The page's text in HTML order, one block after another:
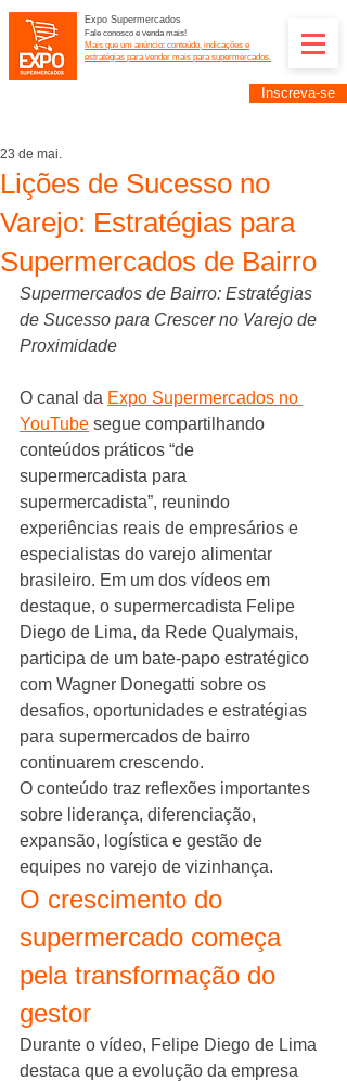
Expo Supermercados
Fale conosco e venda mais!
Mais que um anúncio: conteúdo, indicações e
estratégias para vender mais para supermercados.
Inscreva-se
Lições de Sucesso no
Varejo: Estratégias para
Supermercados de Bairro
23 de mai.
Supermercados de Bairro: Estratégias
de Sucesso para Crescer no Varejo de
Proximidade
O canal da Expo Supermercados no
YouTube segue compartilhando
conteúdos práticos “de
supermercadista para
supermercadista”, reunindo
experiências reais de empresários e
especialistas do varejo alimentar
brasileiro. Em um dos vídeos em
destaque, o supermercadista Felipe
Diego de Lima, da Rede Qualymais,
participa de um bate-papo estratégico
com Wagner Donegatti sobre os
desafios, oportunidades e estratégias
para supermercados de bairro
continuarem crescendo.
O conteúdo traz reflexões importantes
sobre liderança, diferenciação,
expansão, logística e gestão de
equipes no varejo de vizinhança.
O crescimento do
supermercado começa
pela transformação do
gestor
Durante o vídeo, Felipe Diego de Lima
destaca que a evolução da empresa